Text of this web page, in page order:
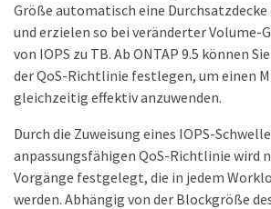
Größe automatisch eine
und erzielen so bei veränderter Volume-
von IOPS zu TB. Ab ONTAP 9.5 können
der QoS-Richtlinie festlegen, um einen
gleichzeitig effektiv anzuwenden.
Durch die Zuweisung eines IOPS-
anpassungsfähigen QoS-Richtlinie wird
Vorgänge festgelegt, die in jedem
werden. Abhängig von der Blockgröße